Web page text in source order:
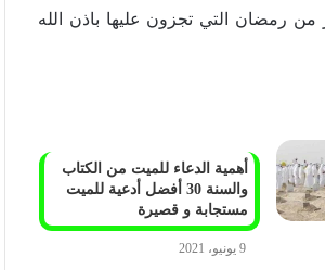
رمضان التي تجزون عليها باذن الله
أهمية الدعاء للميت من الكتاب
والسنة 30 أفضل أدعية للميت
مستجابة و قصيرة
9 يونيو، 2021